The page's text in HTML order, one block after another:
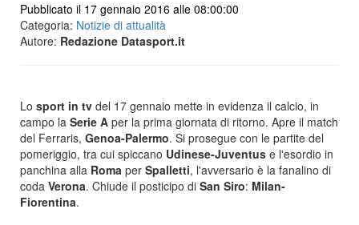
Pubblicato il 17 gennaio 2016 alle 08:00:00
Categoria: Notizie di attualità
Autore: Redazione Datasport.it
Lo sport in tv del 17 gennaio mette in evidenza il calcio, in
campo la Serie A per la prima giornata di ritorno. Apre il match
del Ferraris, Genoa-Palermo. Si prosegue con le partite del
pomeriggio, tra cui spiccano Udinese-Juventus e l'esordio in
panchina alla Roma per Spalletti, l'avversario è la fanalino di
coda Verona. Chiude il posticipo di San Siro: Milan-
Fiorentina.